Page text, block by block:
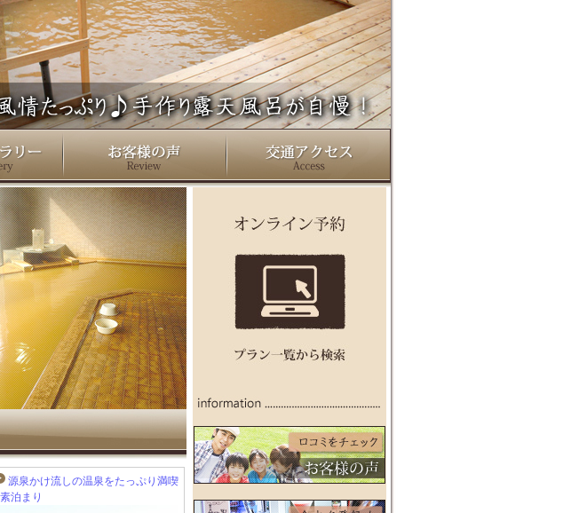
源泉かけ流しの温泉をたっぷり満喫
泊まり